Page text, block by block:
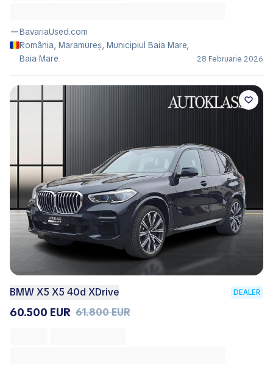
BavariaUsed.com
România, Maramureș, Municipiul Baia Mare,
Baia Mare
28 Februarie 2026
BMW X5 X5 40d XDrive DEALER
60.500 EUR 61.800 EUR